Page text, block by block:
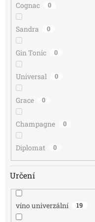
Cognac 0
Sandra 0
Gin Tonic 0
Universal 0
Grace 0
Champagne 0
Diplomat 0
Určení
víno univerzální 19